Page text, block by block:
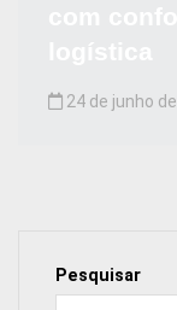
24 de junho
Pesquisar